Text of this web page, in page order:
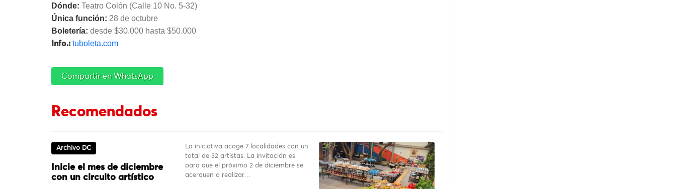
Dónde: Teatro Colón (Calle 10 No. 5-32)
Única función: 28 de octubre
Boletería: desde $30.000 hasta $50.000
Info.: tuboleta.com
Compartir en WhatsApp
Recomendados
Archivo DC
Inicie el mes de diciembre
con un circuito artístico
La iniciativa acoge 7 localidades con un
total de 32 artistas. La invitación es
para que el próximo 2 de diciembre se
acerquen a realizar…